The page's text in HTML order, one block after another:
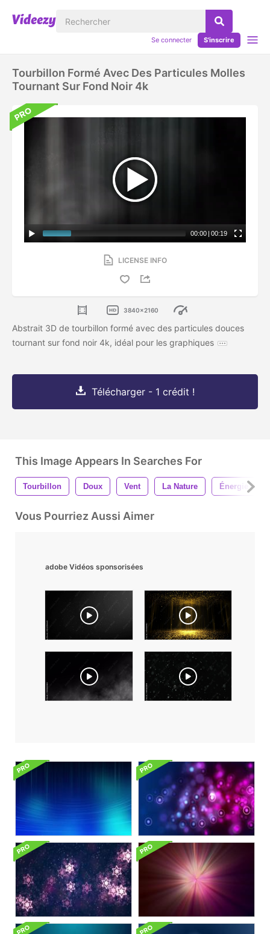
Se connecter S'inscrire
Tourbillon Formé Avec Des Particules Molles
Tournant Sur Fond Noir 4k
00:00 | 00:19
LICENSE INFO
3840x2160
Abstrait 3D de tourbillon formé avec des particules douces
tournant sur fond noir 4k, idéal pour les graphiques
Télécharger - 1 crédit !
This Image Appears In Searches For
Tourbillon Doux Vent La Nature Énergie
Vous Pourriez Aussi Aimer
adobe Vidéos sponsorisées